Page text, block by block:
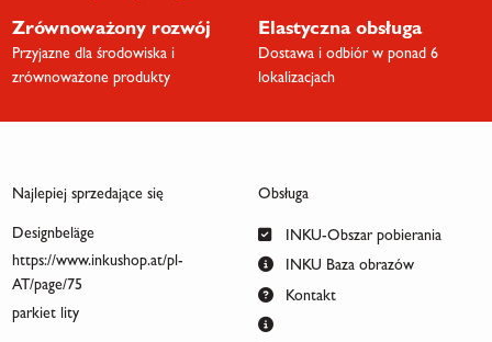
Zrównoważony rozwój
Przyjazne dla środowiska i
zrównoważone produkty
Elastyczna obsługa
Dostawa i odbiór w ponad 6
lokalizacjach
Najlepiej sprzedające się
Designbeläge
https://www.inkushop.at/pl-
AT/page/75
parkiet lity
Obsługa
INKU-Obszar pobierania
INKU Baza obrazów
Kontakt